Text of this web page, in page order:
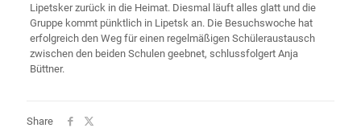
Lipetsker zurück in die Heimat. Diesmal läuft alles glatt und die
Gruppe kommt pünktlich in Lipetsk an. Die Besuchswoche hat
erfolgreich den Weg für einen regelmäßigen Schüleraustausch
zwischen den beiden Schulen geebnet, schlussfolgert Anja
Büttner.
Share